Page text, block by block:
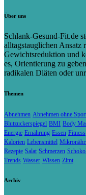
Über uns
Schlank-Gesund-Fit.de
alltagstauglichen Ansatz
Gewichtsreduktion und
es, Orientierung zu
radikalen Diäten oder
Themen
Abnehmen Abnehmen ohne
Blutzuckerspiegel BMI Body
Energie Ernährung Essen Fitness
Kalorien Lebensmittel
Rezepte Salat Schmerzen
Trends Wasser Wissen Zimt
Archiv